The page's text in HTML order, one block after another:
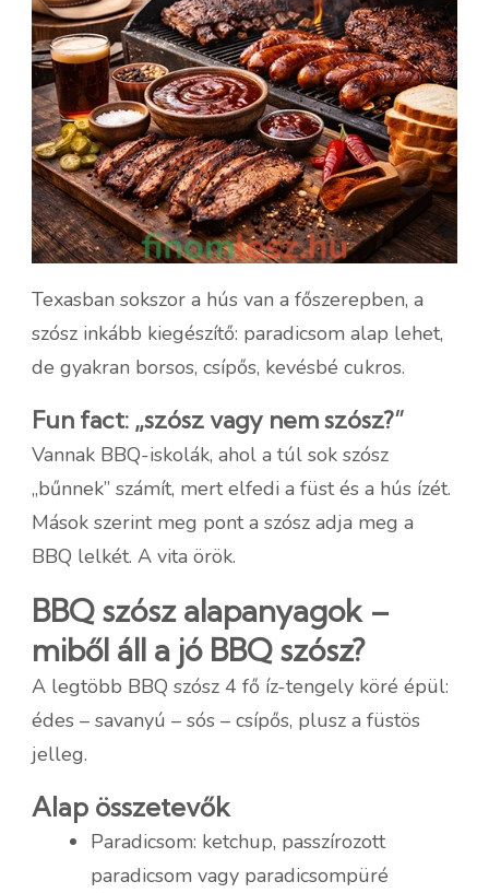
Texasban sokszor a hús van a főszerepben, a
szósz inkább kiegészítő: paradicsom alap lehet,
de gyakran borsos, csípős, kevésbé cukros.
Fun fact: „szósz vagy nem szósz?”
Vannak BBQ-iskolák, ahol a túl sok szósz
„bűnnek” számít, mert elfedi a füst és a hús ízét.
Mások szerint meg pont a szósz adja meg a
BBQ lelkét. A vita örök.
BBQ szósz alapanyagok –
miből áll a jó BBQ szósz?
A legtöbb BBQ szósz 4 fő íz-tengely köré épül:
édes – savanyú – sós – csípős, plusz a füstös
jelleg.
Alap összetevők
Paradicsom: ketchup, passzírozott
paradicsom vagy paradicsompüré